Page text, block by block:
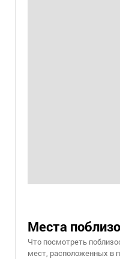
Места
Что посмотреть
мест, расположенных в